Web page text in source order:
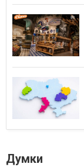
Думки